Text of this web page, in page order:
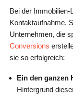
Bei der Immobilien-
Kontaktaufnahme.
Unternehmen, die
Conversions
sie so erfolgreich:
Ein den ganzen
Hintergrund